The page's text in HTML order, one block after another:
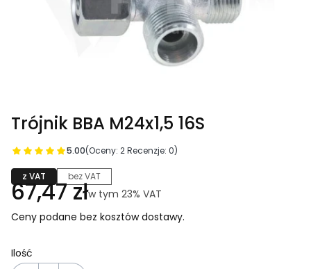
Trójnik BBA M24x1,5 16S
5.00(Oceny: 2 Recenzje: 0)
z VAT bez VAT
Cena
67,47 złw tym 23% VAT
w tym 23% VAT
Ceny podane bez kosztów dostawy.
Ilość